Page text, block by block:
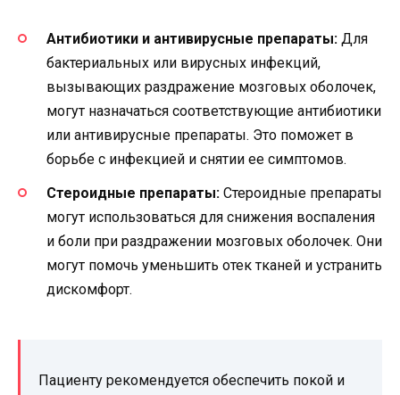
Антибиотики и антивирусные препараты: Для
бактериальных или вирусных инфекций,
вызывающих раздражение мозговых оболочек,
могут назначаться соответствующие антибиотики
или антивирусные препараты. Это поможет в
борьбе с инфекцией и снятии ее симптомов.
Стероидные препараты: Стероидные препараты
могут использоваться для снижения воспаления
и боли при раздражении мозговых оболочек. Они
могут помочь уменьшить отек тканей и устранить
дискомфорт.
Пациенту рекомендуется обеспечить покой и